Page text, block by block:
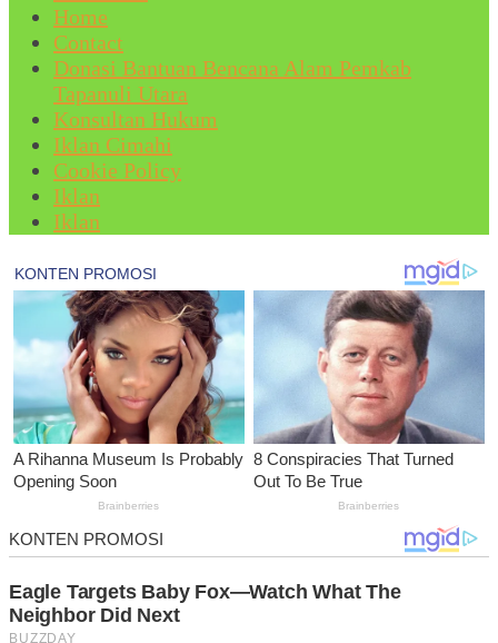
Home
Contact
Donasi Bantuan Bencana Alam Pemkab
Tapanuli Utara
Konsultan Hukum
Iklan Cimahi
Cookie Policy
Iklan
Iklan